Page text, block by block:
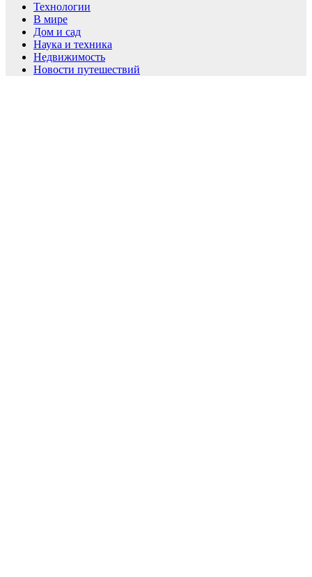
Технологии
В мире
Дом и сад
Наука и техника
Недвижимость
Новости путешествий